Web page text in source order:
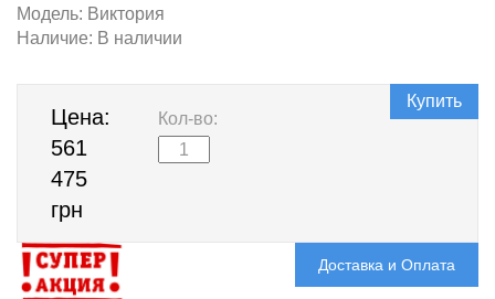
Модель: Виктория
Наличие: В наличии
Цена:
561
475
грн
Кол-во:
Купить
Доставка и Оплата